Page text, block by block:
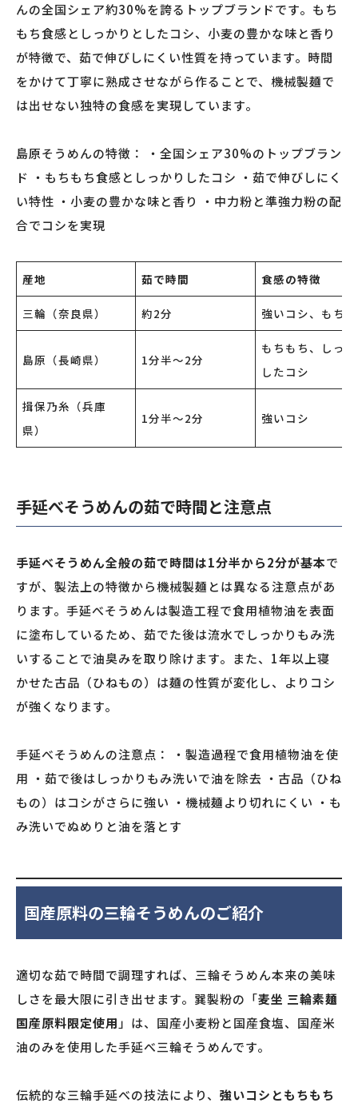
んの全国シェア約30%を誇るトップブランドです。もち
もち食感としっかりとしたコシ、小麦の豊かな味と香り
が特徴で、茹で伸びしにくい性質を持っています。時間
をかけて丁寧に熟成させながら作ることで、機械製麺で
は出せない独特の食感を実現しています。
島原そうめんの特徴： ・全国シェア30%のトップブラン
ド ・もちもち食感としっかりしたコシ ・茹で伸びしにく
い特性 ・小麦の豊かな味と香り ・中力粉と準強力粉の配
合でコシを実現
産地 茹で時間 食感の特徴
三輪（奈良県） 約2分 強いコシ、もち
島原（長崎県） 1分半〜2分
もちもち、しっ
したコシ
揖保乃糸（兵庫
県）
1分半〜2分 強いコシ
手延べそうめんの茹で時間と注意点
手延べそうめん全般の茹で時間は1分半から2分が基本で
すが、製法上の特徴から機械製麺とは異なる注意点があ
ります。手延べそうめんは製造工程で食用植物油を表面
に塗布しているため、茹でた後は流水でしっかりもみ洗
いすることで油臭みを取り除けます。また、1年以上寝
かせた古品（ひねもの）は麺の性質が変化し、よりコシ
が強くなります。
手延べそうめんの注意点： ・製造過程で食用植物油を使
用 ・茹で後はしっかりもみ洗いで油を除去 ・古品（ひね
もの）はコシがさらに強い ・機械麺より切れにくい ・も
み洗いでぬめりと油を落とす
国産原料の三輪そうめんのご紹介
適切な茹で時間で調理すれば、三輪そうめん本来の美味
しさを最大限に引き出せます。巽製粉の「麦坐 三輪素麺
国産原料限定使用」は、国産小麦粉と国産食塩、国産米
油のみを使用した手延べ三輪そうめんです。
伝統的な三輪手延べの技法により、 強いコシともちもち